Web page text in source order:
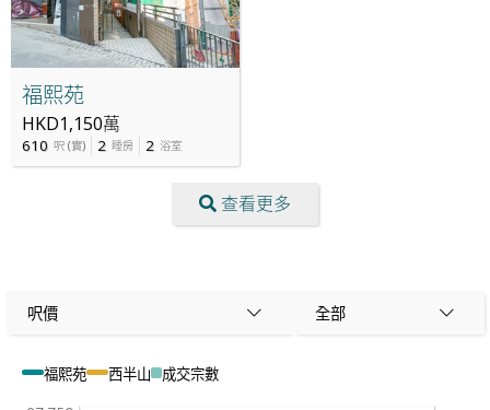
福熙苑
HKD1,150萬
610 呎 (實) 2 睡房 2 浴室
查看更多
呎價 全部
福熙苑 西半山 成交宗數